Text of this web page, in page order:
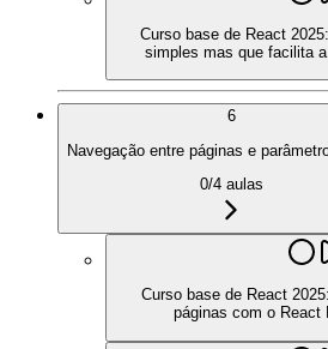
Curso base de React
simples mas que facilita
6
Navegação entre páginas e
0/4aulas
Curso base de React
páginas com o React